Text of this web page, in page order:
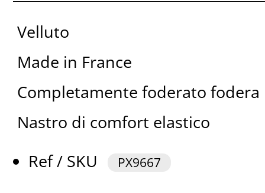
Velluto
Made in France
Completamente foderato fodera
Nastro di comfort elastico
Ref / SKU
PX9667